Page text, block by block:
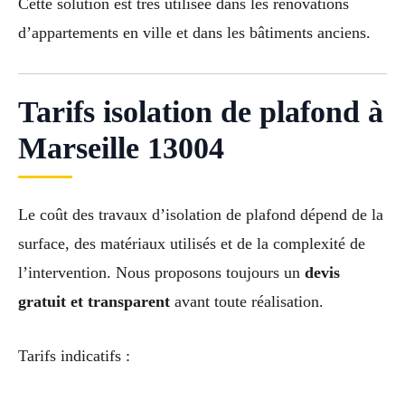
d’appartements en ville et dans les bâtiments anciens.
Tarifs isolation de plafond à
Marseille 13004
Le coût des travaux d’isolation de plafond dépend de la
surface, des matériaux utilisés et de la complexité de
l’intervention. Nous proposons toujours un devis
gratuit et transparent avant toute réalisation.
Tarifs indicatifs :